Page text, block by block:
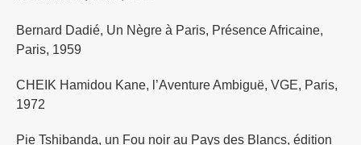
Bernard Dadié, Un Nègre à Paris, Présence Africaine,
Paris, 1959
CHEIK Hamidou Kane, l’Aventure Ambiguë, VGE, Paris,
1972
Pie Tshibanda, un Fou noir au Pays des Blancs, édition